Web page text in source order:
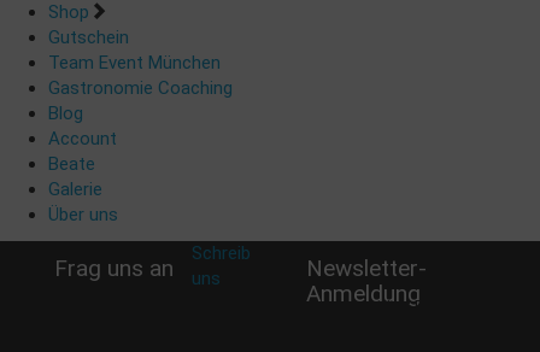
Shop
Gutschein
Team Event München
Gastronomie Coaching
Blog
Account
Beate
Galerie
Über uns
Frag uns an
Schreib
uns
Newsletter-
Anmeldung
Verpasse keine Rabatt-